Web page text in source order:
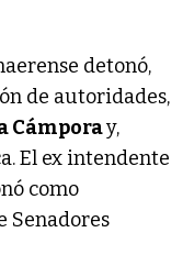
detonó,
de autoridades,
Cámporay,
El ex intendente
como
Senadores